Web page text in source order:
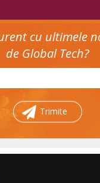
cu ultimele
de Global Tech?
Trimite